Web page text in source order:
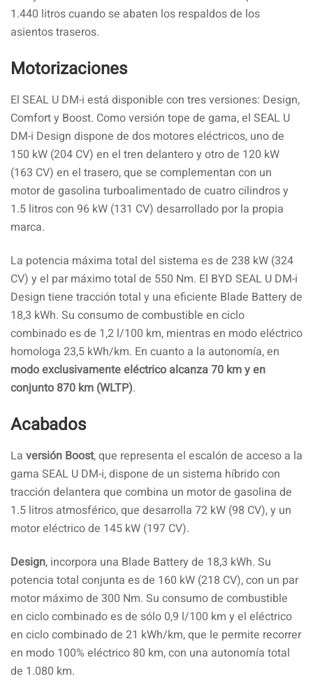
1.440 litros cuando se abaten los respaldos de los
asientos traseros.
Motorizaciones
El SEAL U DM-i está disponible con tres versiones: Design,
Comfort y Boost. Como versión tope de gama, el SEAL U
DM-i Design dispone de dos motores eléctricos, uno de
150 kW (204 CV) en el tren delantero y otro de 120 kW
(163 CV) en el trasero, que se complementan con un
motor de gasolina turboalimentado de cuatro cilindros y
1.5 litros con 96 kW (131 CV) desarrollado por la propia
marca.
La potencia máxima total del sistema es de 238 kW (324
CV) y el par máximo total de 550 Nm. El BYD SEAL U DM-i
Design tiene tracción total y una eficiente Blade Battery de
18,3 kWh. Su consumo de combustible en ciclo
combinado es de 1,2 l/100 km, mientras en modo eléctrico
homologa 23,5 kWh/km. En cuanto a la autonomía, en
modo exclusivamente eléctrico alcanza 70 km y en
conjunto 870 km (WLTP).
Acabados
La versión Boost, que representa el escalón de acceso a la
gama SEAL U DM-i, dispone de un sistema híbrido con
tracción delantera que combina un motor de gasolina de
1.5 litros atmosférico, que desarrolla 72 kW (98 CV), y un
motor eléctrico de 145 kW (197 CV).
Design, incorpora una Blade Battery de 18,3 kWh. Su
potencia total conjunta es de 160 kW (218 CV), con un par
motor máximo de 300 Nm. Su consumo de combustible
en ciclo combinado es de sólo 0,9 l/100 km y el eléctrico
en ciclo combinado de 21 kWh/km, que le permite recorrer
en modo 100% eléctrico 80 km, con una autonomía total
de 1.080 km.